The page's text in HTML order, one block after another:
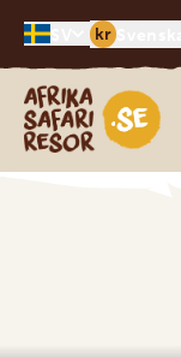
kr
Safari-resor i Afrika